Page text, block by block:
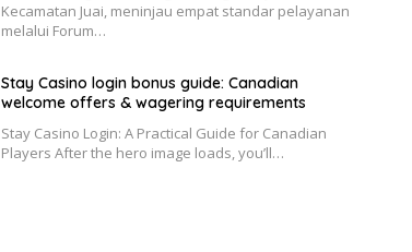
Kecamatan Juai, meninjau empat standar pelayanan
melalui Forum…
Stay Casino login bonus guide: Canadian
welcome offers & wagering requirements
Stay Casino Login: A Practical Guide for Canadian
Players After the hero image loads, you’ll…